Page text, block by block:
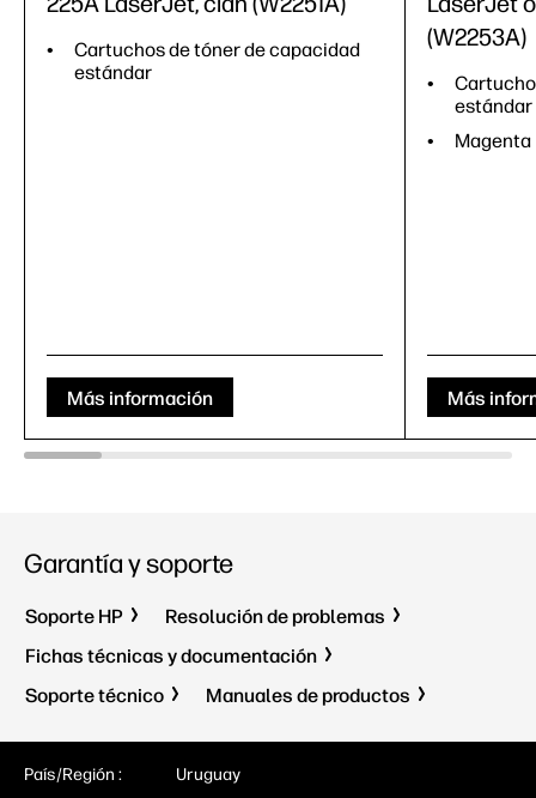
Cartuchos de tóner de capacidad
estándar
Más información
(W2253A)
estándar
Magenta
Más
Garantía y soporte
Soporte HP
Resolución de problemas
Fichas técnicas y documentación
Soporte técnico
Manuales de productos
País/Región : Uruguay